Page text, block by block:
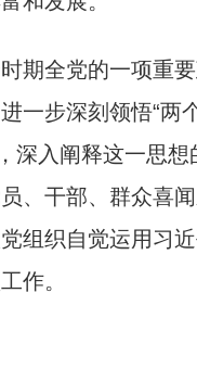
全党的一项重
一步深刻领悟“两
深入阐释这一思
、干部、群众喜
组织自觉运用习
作。